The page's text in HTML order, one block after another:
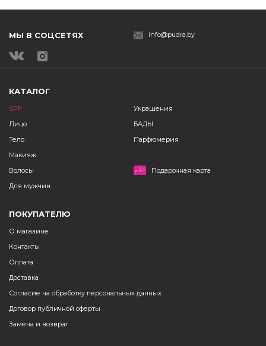
МЫ В СОЦСЕТЯХ info@pudra.by
КАТАЛОГ
SPF
Лицо
Тело
Макияж
Волосы
Для мужчин
Украшения
БАДЫ
Парфюмерия
Подарочная карта
ПОКУПАТЕЛЮ
О магазине
Контакты
Оплата
Доставка
Согласие на обработку персональных данных
Договор публичной оферты
Замена и возврат